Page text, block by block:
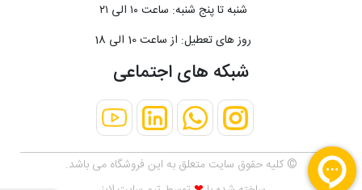
شنبه تا پنج شنبه: ساعت ۱۰ الی ۲۱
روز های تعطیل: از ساعت 10 الی 18
شبکه های اجتماعی
© کلیه حقوق سایت متعلق به این فروشگاه می باشد.